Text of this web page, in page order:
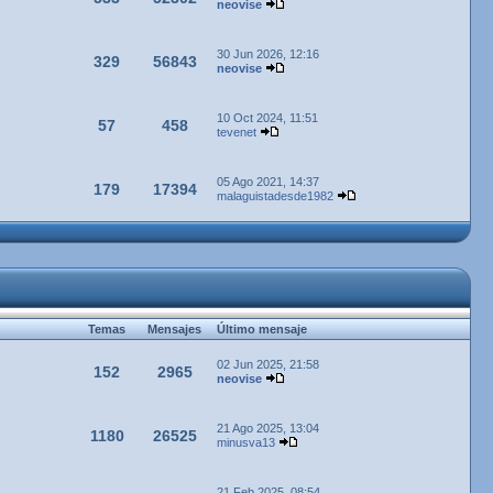
neovise
329 56843
30 Jun 2026, 12:16
neovise
57 458
10 Oct 2024, 11:51
tevenet
179 17394
05 Ago 2021, 14:37
malaguistadesde1982
TemasMensajesÚltimo mensaje
152 2965
02 Jun 2025, 21:58
neovise
1180 26525
21 Ago 2025, 13:04
minusva13